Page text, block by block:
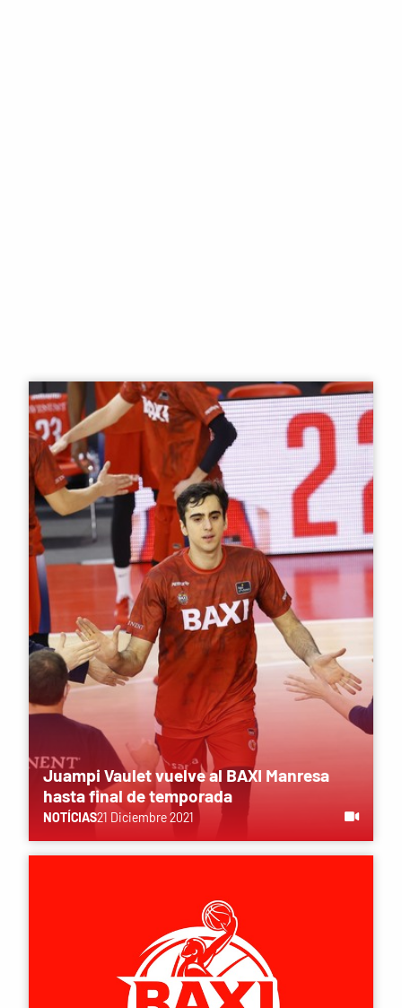
Juampi Vaulet vuelve al BAXI Manresa
hasta final de temporada
NOTÍCIAS21 Diciembre 2021